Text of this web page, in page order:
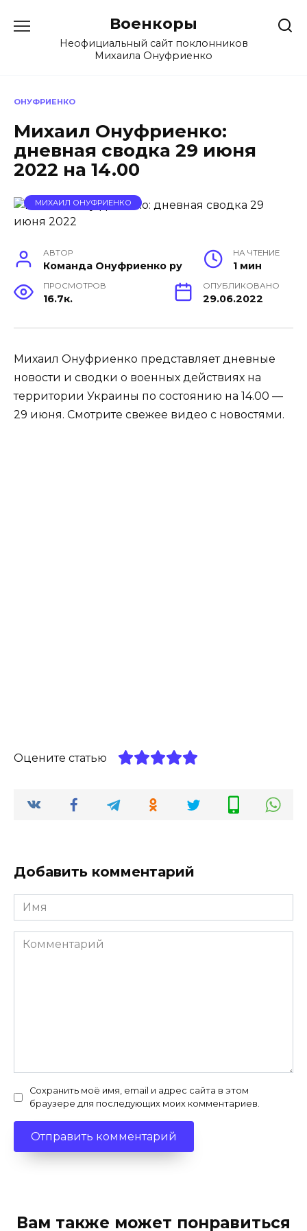
содержанию
Военкоры
Неофициальный сайт поклонников
Михаила Онуфриенко
ОНУФРИЕНКО
Михаил Онуфриенко:
дневная сводка 29 июня
2022 на 14.00
МИХАИЛ ОНУФРИЕНКО
АВТОР
Команда Онуфриенко ру
НА ЧТЕНИЕ
1 мин
ПРОСМОТРОВ
16.7к.
ОПУБЛИКОВАНО
29.06.2022
Михаил Онуфриенко представляет дневные
новости и сводки о военных действиях на
территории Украины по состоянию на 14.00 —
29 июня. Смотрите свежее видео с новостями.
Оцените статью
Добавить комментарий
Имя
*
Комментарий
Сохранить моё имя, email и адрес сайта в этом
браузере для последующих моих комментариев.
Вам также может понравиться